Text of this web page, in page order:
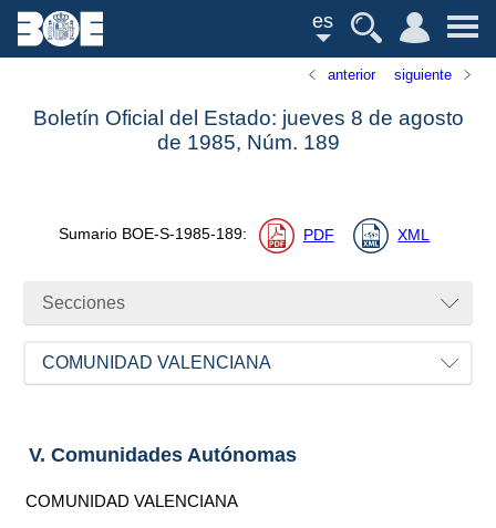
es
anterior siguiente
Boletín Oficial del Estado: jueves 8 de agosto
de 1985, Núm. 189
Sumario BOE-S-1985-189: PDF XML
Secciones
COMUNIDAD VALENCIANA
V. Comunidades Autónomas
COMUNIDAD VALENCIANA